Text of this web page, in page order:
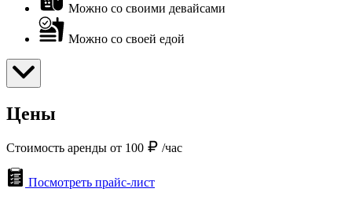
Можно со своими девайсами
Можно со своей едой
Цены
Стоимость аренды от 100 /час
Посмотреть прайс-лист